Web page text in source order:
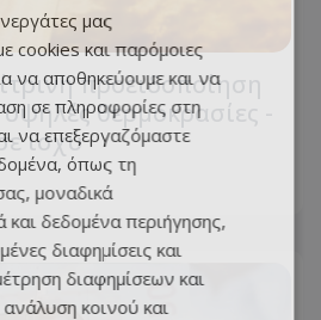
προειδοποίηση
υψηλές θερμοκρασίες -
ισχύ
μας
cookies και παρόμοιες
να αποθηκεύουμε και να
σε πληροφορίες στη
να επεξεργαζόμαστε
όπως τη
μοναδικά
και δεδομένα περιήγησης,
διαφημίσεις και
διαφημίσεων και
κοινού και